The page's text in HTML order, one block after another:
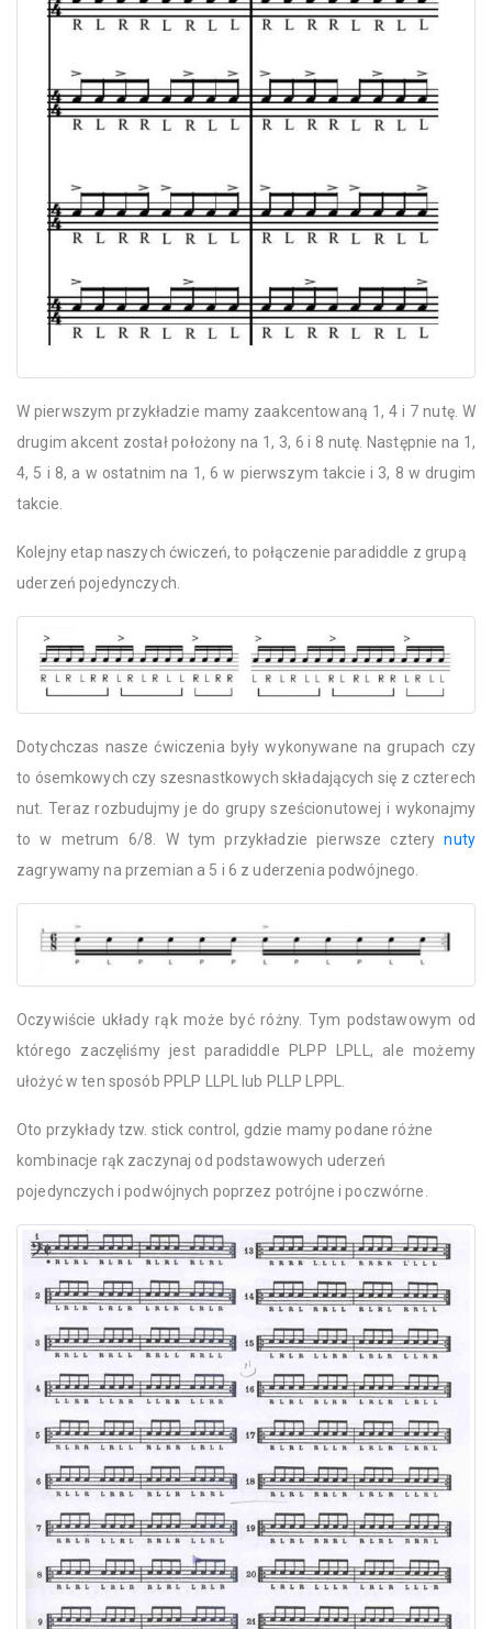
W pierwszym przykładzie mamy zaakcentowaną 1, 4 i 7 nutę. W
drugim akcent został położony na 1, 3, 6 i 8 nutę. Następnie na 1,
4, 5 i 8, a w ostatnim na 1, 6 w pierwszym takcie i 3, 8 w drugim
takcie.
Kolejny etap naszych ćwiczeń, to połączenie paradiddle z grupą
uderzeń pojedynczych.
Dotychczas nasze ćwiczenia były wykonywane na grupach czy
to ósemkowych czy szesnastkowych składających się z czterech
nut. Teraz rozbudujmy je do grupy sześcionutowej i wykonajmy
to w metrum 6/8. W tym przykładzie pierwsze czterynuty
zagrywamy na przemian a 5 i 6 z uderzenia podwójnego.
Oczywiście układy rąk może być różny. Tym podstawowym od
którego zaczęliśmy jest paradiddle PLPP LPLL, ale możemy
ułożyć w ten sposób PPLP LLPL lub PLLP LPPL.
Oto przykłady tzw. stick control, gdzie mamy podane różne
kombinacje rąk zaczynaj od podstawowych uderzeń
pojedynczych i podwójnych poprzez potrójne i poczwórne.